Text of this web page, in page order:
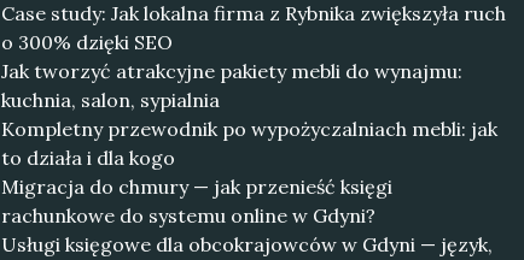
Case study: Jak lokalna firma z Rybnika zwiększyła ruch
o 300% dzięki SEO
Jak tworzyć atrakcyjne pakiety mebli do wynajmu:
kuchnia, salon, sypialnia
Kompletny przewodnik po wypożyczalniach mebli: jak
to działa i dla kogo
Migracja do chmury — jak przenieść księgi
rachunkowe do systemu online w Gdyni?
Usługi księgowe dla obcokrajowców w Gdyni — język,